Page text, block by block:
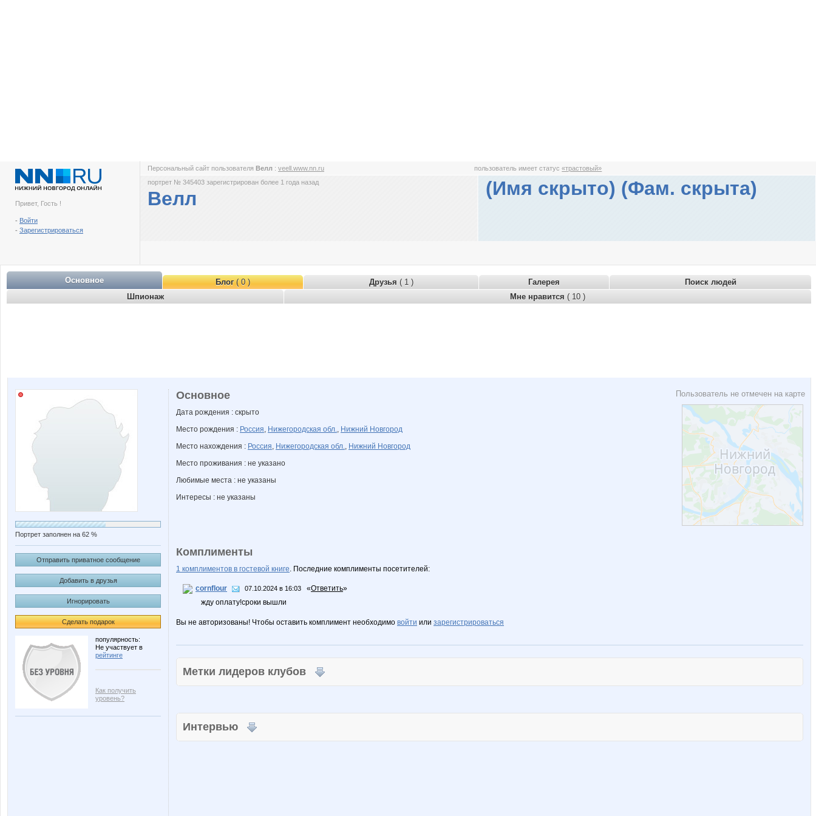
Привет, Гость !
- Войти
- Зарегистрироваться
Персональный сайт пользователя Велл : veell.www.nn.ru пользователь имеет статус«трастовый»
портрет № 345403 зарегистрирован более 1 года назад
Велл (Имя скрыто) (Фам. скрыта)
Основное Блог( 0 ) Друзья ( 1 ) Галерея
Поиск людей
Шпионаж
Мне нравится ( 10 )
Портрет заполнен на 62 %
Отправить приватное сообщение
Добавить в друзья
Игнорировать
Сделать подарок
популярность:
Не участвует в
рейтинге
Как получить
уровень?
Пользователь не отмечен на карте
Основное
Дата рождения : скрыто
Место рождения : Россия, Нижегородская обл., Нижний Новгород
Место нахождения : Россия, Нижегородская обл., Нижний Новгород
Место проживания : не указано
Любимые места : не указаны
Интересы : не указаны
Комплименты
1 комплиментов в гостевой книге. Последние комплименты посетителей:
cornflour 07.10.2024 в 16:03 «Ответить»
жду оплату!сроки вышли
Вы не авторизованы! Чтобы оставить комплимент необходимо войти или зарегистрироваться
Метки лидеров клубов
Интервью